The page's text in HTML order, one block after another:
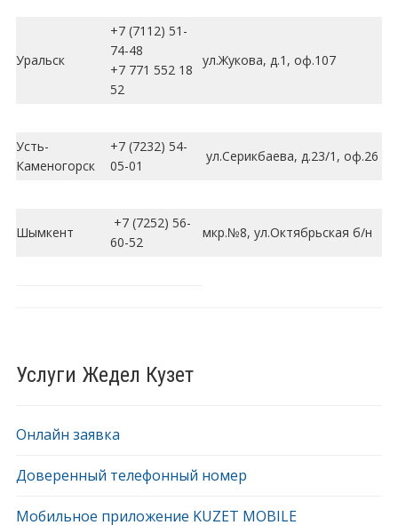
Услуги Жедел Кузет
Онлайн заявка
Доверенный телефонный номер
Мобильное приложение KUZET MOBILE
Уральск
+7 (7112) 51-
74-48
+7 771 552 18
52
ул.Жукова, д.1, оф.107
Усть-
Каменогорск
+7 (7232) 54-
05-01
ул.Серикбаева, д.23/1, оф.26
Шымкент
+7 (7252) 56-
60-52
мкр.№8, ул.Октябрьская б/н